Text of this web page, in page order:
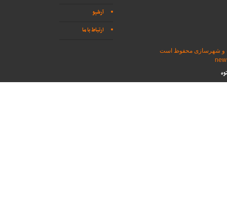
آرشیو
ارتباط با ما
و شهرسازی محفوظ است